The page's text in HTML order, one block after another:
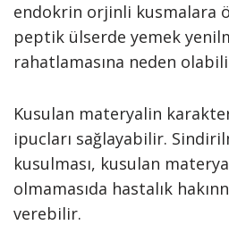
endokrin orjinli kusmalara
peptik ülserde yemek
rahatlamasına neden
Kusulan materyalin
ipucları sağlayabilir.
kusulması, kusulan
olmamasıda hastalık
verebilir.